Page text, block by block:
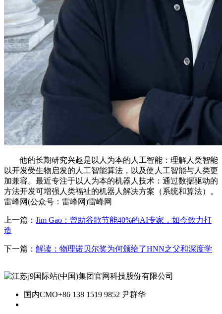
他的长期研究兴趣是以人为本的人工智能：理解人类智能
以开发受生物启发的人工智能算法，以及使人工智能与人类更
加兼容。最近专注于以人为本的机器人技术：通过数据驱动的
方法开发可增强人类福祉的机器人解决方案（系统和算法）。
雷峰网(公众号：雷峰网)雷峰网
上一篇： Jim Gao：曾助谷歌节能40%的AI专家，如今致力打
造
下一篇： 解读：物理诺贝尔奖为何颁给了HNN之父和深度学
国内CMO+86 138 1519 9852 尹群华